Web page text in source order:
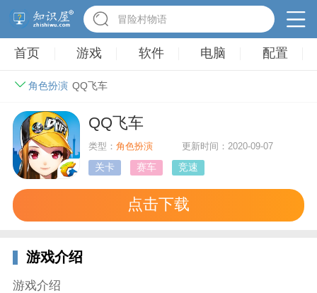
英雄无敌3塔防
首页 游戏 软件 电脑 配置
角色扮演 QQ飞车
QQ飞车
类型：角色扮演 更新时间：2020-09-07
关卡 赛车 竞速
点击下载
游戏介绍
游戏介绍